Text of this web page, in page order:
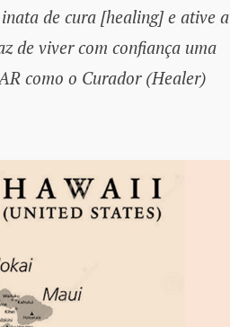
de cura [healing] e ative a
de viver com confiança uma
como o Curador (Healer)